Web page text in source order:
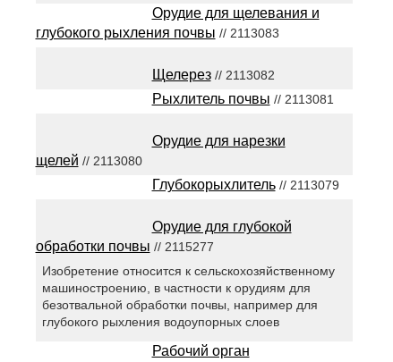
Орудие для щелевания и
глубокого рыхления почвы // 2113083
Щелерез// 2113082
Рыхлитель почвы // 2113081
Орудие для нарезки
щелей // 2113080
Глубокорыхлитель// 2113079
Орудие для глубокой
обработки почвы // 2115277
Изобретение относится к сельскохозяйственному
машиностроению, в частности к орудиям для
безотвальной обработки почвы, например для
глубокого рыхления водоупорных слоев
Рабочий орган